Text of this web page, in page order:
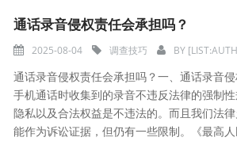
通话录音侵权责任会承担吗？
2025-08-04 调查技巧 BY
通话录音侵权责任会承担吗？一、通话录音
手机通话时收集到的录音不违反法律的强制
隐私以及合法权益是不违法的。而且我们法
能作为诉讼证据，但仍有一些限制。《最高